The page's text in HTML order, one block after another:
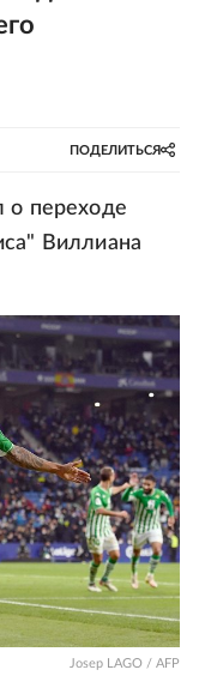
ПОДЕЛИТЬСЯ
о переходе
Виллиана
Josep LAGO / AFP